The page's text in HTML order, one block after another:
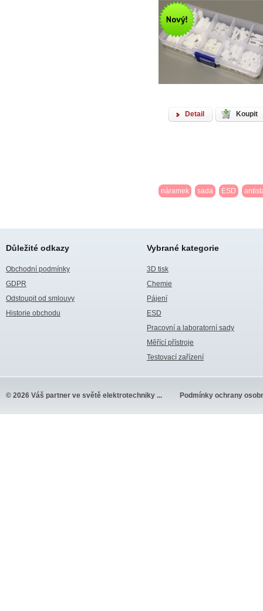
Detail Koupit
náramek sada ESD
Důležité odkazy
Obchodní podmínky
GDPR
Odstoupit od smlouvy
Historie obchodu
Vybrané kategorie
3D tisk
Chemie
Pájení
ESD
Pracovní a laboratorní sady
Měřící přístroje
Testovací zařízení
© 2026 Váš partner ve světě elektrotechniky ... Podmínky ochrany